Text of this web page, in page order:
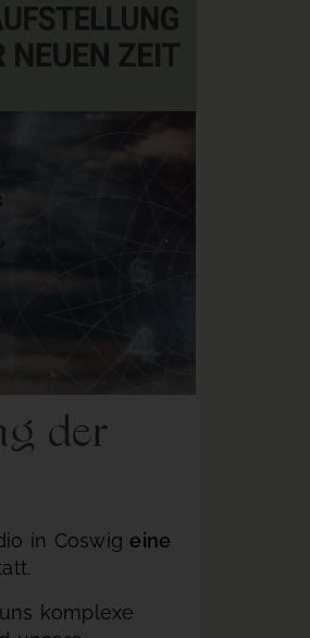
der
in Coswig eine
komplexe